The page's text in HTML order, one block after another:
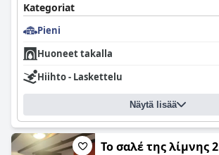
Kategoriat
Pieni
Huoneet takalla
Hiihto - Laskettelu
Näytä lisää
To σαλέ της λίμνης 2